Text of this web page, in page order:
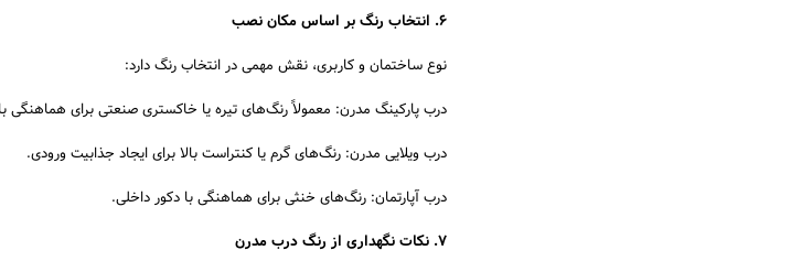
۶. انتخاب رنگ بر اساس مکان نصب
نوع ساختمان و کاربری، نقش مهمی در انتخاب رنگ دارد:
درب پارکینگ مدرن: معمولاً رنگ‌های تیره یا خاکستری صنعتی برای
درب ویلایی مدرن: رنگ‌های گرم یا کنتراست بالا برای ایجاد جذابیت ورودی.
درب آپارتمان: رنگ‌های خنثی برای هماهنگی با دکور داخلی.
۷. نکات نگهداری از رنگ درب مدرن